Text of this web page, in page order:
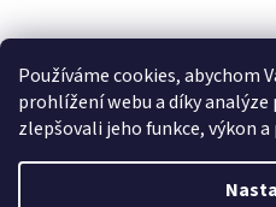
Používáme cookies, abychom
prohlížení webu a díky
zlepšovali jeho funkce, výkon
á